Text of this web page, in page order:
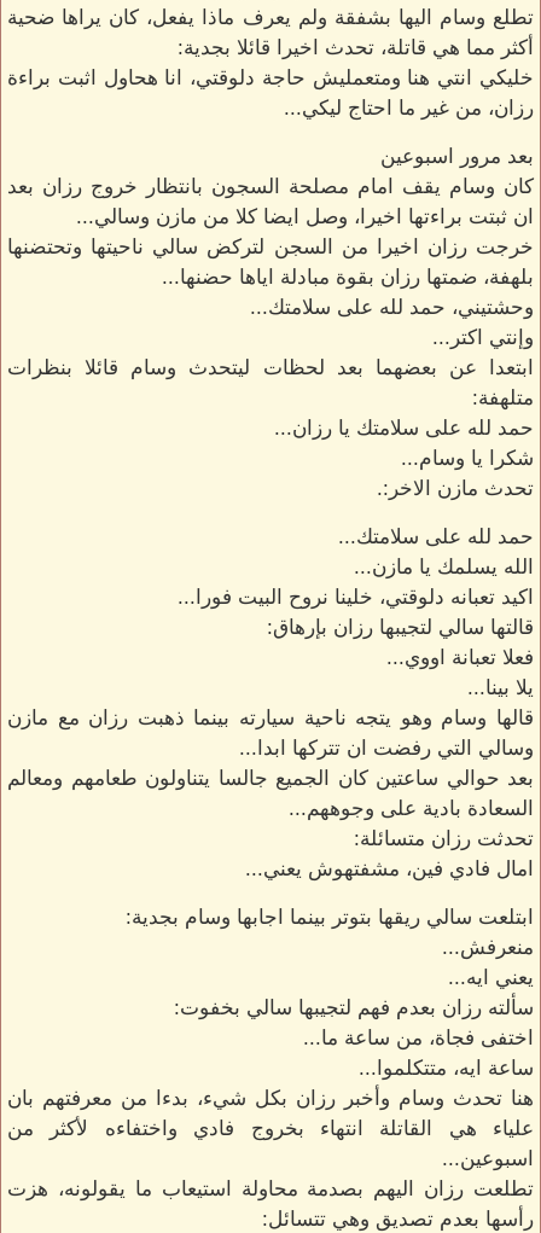
تطلع وسام اليها بشفقة ولم يعرف ماذا يفعل، كان يراها ضحية
أكثر مما هي قاتلة، تحدث اخيرا قائلا بجدية:
خليكي انتي هنا ومتعمليش حاجة دلوقتي، انا هحاول اثبت براءة
رزان، من غير ما احتاج ليكي...
بعد مرور اسبوعين
كان وسام يقف امام مصلحة السجون بانتظار خروج رزان بعد
ان ثبتت براءتها اخيرا، وصل ايضا كلا من مازن وسالي...
خرجت رزان اخيرا من السجن لتركض سالي ناحيتها وتحتضنها
بلهفة، ضمتها رزان بقوة مبادلة اياها حضنها...
وحشتيني، حمد لله على سلامتك...
وإنتي اكتر...
ابتعدا عن بعضهما بعد لحظات ليتحدث وسام قائلا بنظرات
متلهفة:
حمد لله على سلامتك يا رزان...
شكرا يا وسام...
تحدث مازن الاخر:.
حمد لله على سلامتك...
الله يسلمك يا مازن...
اكيد تعبانه دلوقتي، خلينا نروح البيت فورا...
قالتها سالي لتجيبها رزان بإرهاق:
فعلا تعبانة اووي...
يلا بينا...
قالها وسام وهو يتجه ناحية سيارته بينما ذهبت رزان مع مازن
وسالي التي رفضت ان تتركها ابدا...
بعد حوالي ساعتين كان الجميع جالسا يتناولون طعامهم ومعالم
السعادة بادية على وجوههم...
تحدثت رزان متسائلة:
امال فادي فين، مشفتهوش يعني...
ابتلعت سالي ريقها بتوتر بينما اجابها وسام بجدية:
منعرفش...
يعني ايه...
سألته رزان بعدم فهم لتجيبها سالي بخفوت:
اختفى فجاة، من ساعة ما...
ساعة ايه، متتكلموا...
هنا تحدث وسام وأخبر رزان بكل شيء، بدءا من معرفتهم بان
علياء هي القاتلة انتهاء بخروج فادي واختفاءه لأكثر من
اسبوعين...
تطلعت رزان اليهم بصدمة محاولة استيعاب ما يقولونه، هزت
رأسها بعدم تصديق وهي تتسائل: